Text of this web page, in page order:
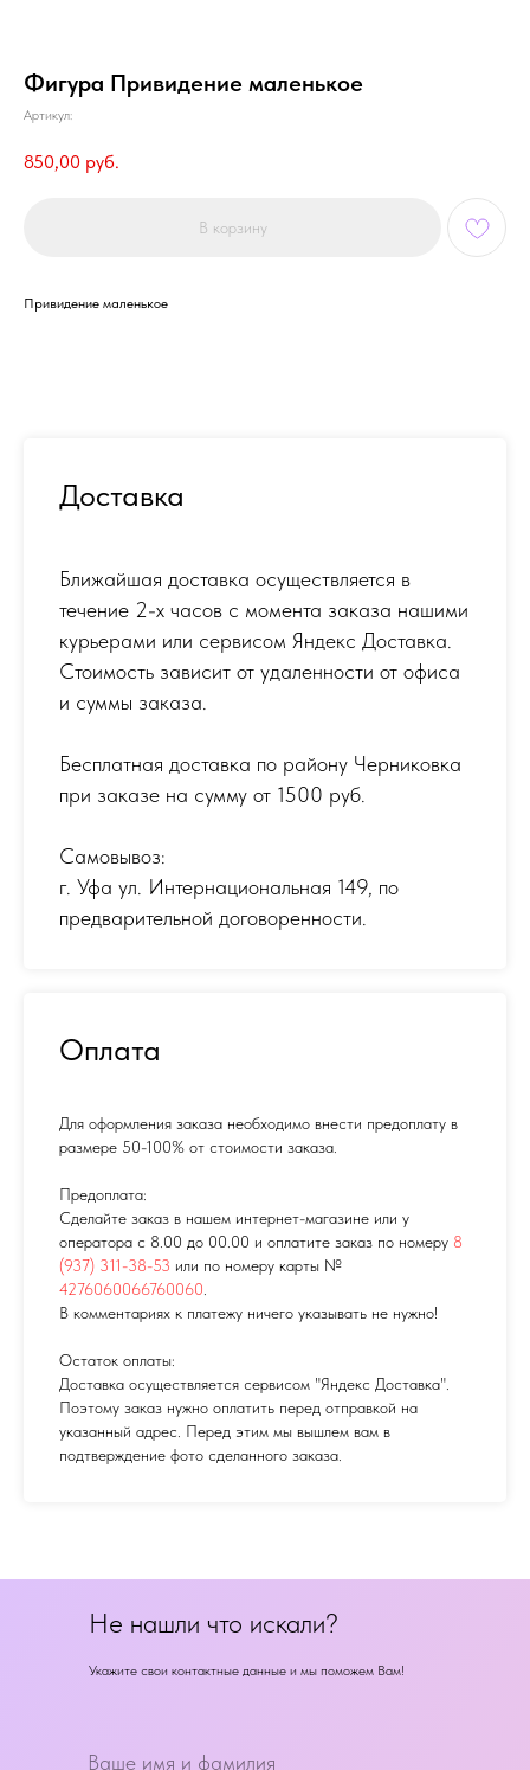
Фигура Привидение маленькое
Артикул:
850,00 руб.
В корзину
Привидение маленькое
Доставка
Ближайшая доставка осуществляется в
течение 2-х часов с момента заказа нашими
курьерами или сервисом Яндекс Доставка.
Стоимость зависит от удаленности от офиса
и суммы заказа.
Бесплатная доставка по району Черниковка
при заказе на сумму от 1500 руб.
Самовывоз:
г. Уфа ул. Интернациональная 149, по
предварительной договоренности.
Оплата
Для оформления заказа необходимо внести предоплату в
размере 50-100% от стоимости заказа.
Предоплата:
Сделайте заказ в нашем интернет-магазине или у
оператора с 8.00 до 00.00 и оплатите заказ по номеру 8
(937) 311-38-53 или по номеру карты №
4276060066760060
В комментариях к платежу ничего указывать не нужно!
Остаток оплаты:
Доставка осуществляется сервисом "Яндекс Доставка".
Поэтому заказ нужно оплатить перед отправкой на
указанный адрес. Перед этим мы вышлем вам в
подтверждение фото сделанного заказа.
Не нашли что искали?
Укажите свои контактные данные и мы поможем Вам!